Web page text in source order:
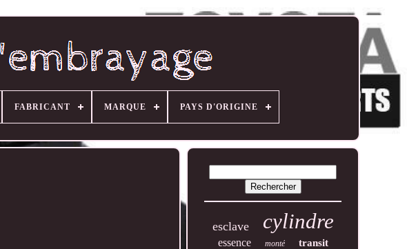
FABRICANT MARQUE PAYS D'ORIGINE
esclave cylindre
essence monté transit